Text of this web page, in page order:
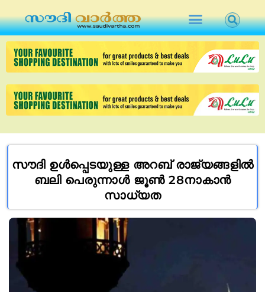
സൗദി ഉൾപ്പെടയുള്ള അറബ് രാജ്യങ്ങളിൽ
ബലി പെരുന്നാൾ ജൂൺ 28നാകാൻ
സാധ്യത